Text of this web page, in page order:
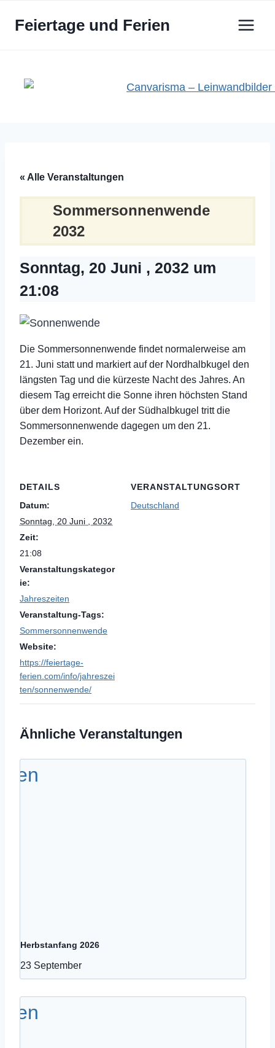
InhaltFeiertage und Ferien
« Alle Veranstaltungen
Sommersonnenwende
2032
Sonntag, 20 Juni , 2032 um
21:08
Die Sommersonnenwende findet normalerweise am
21. Juni statt und markiert auf der Nordhalbkugel den
längsten Tag und die kürzeste Nacht des Jahres. An
diesem Tag erreicht die Sonne ihren höchsten Stand
über dem Horizont. Auf der Südhalbkugel tritt die
Sommersonnenwende dagegen um den 21.
Dezember ein.
DETAILS
Datum:
Sonntag, 20 Juni , 2032
Zeit:
21:08
Veranstaltungskategor
ie:
Jahreszeiten
Veranstaltung-Tags:
Sommersonnenwende
Website:
https://feiertage-
ferien.com/info/jahreszei
ten/sonnenwende/
VERANSTALTUNGSORT
Deutschland
Ähnliche Veranstaltungen
Herbstanfang 2026
23 September